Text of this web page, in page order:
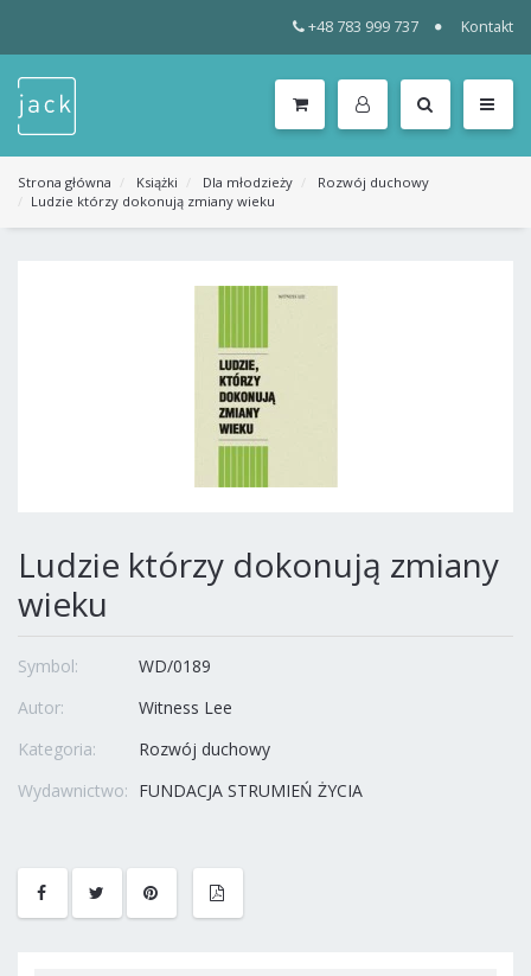
+48 783 999 737 Kontakt
KATEGORIE
MENU
Strona główna Książki Dla młodzieży
Rozwój duchowy
Ludzie którzy dokonują zmiany wieku
Ludzie którzy dokonują zmiany
wieku
Symbol:
WD/0189
Autor:
Witness Lee
Kategoria:
Rozwój duchowy
Wydawnictwo: FUNDACJA STRUMIEŃ ŻYCIA